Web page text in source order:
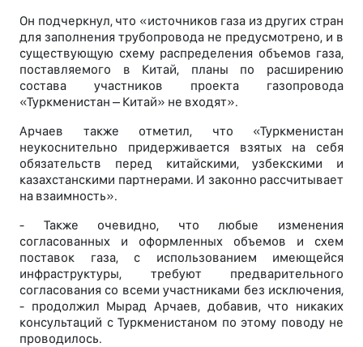
Он подчеркнул, что «источников газа из других стран
для заполнения трубопровода не предусмотрено, и в
существующую схему распределения объемов газа,
поставляемого в Китай, планы по расширению
состава участников проекта газопровода
«Туркменистан – Китай» не входят».
Арчаев также отметил, что «Туркменистан
неукоснительно придерживается взятых на себя
обязательств перед китайскими, узбекскими и
казахстанскими партнерами. И законно рассчитывает
на взаимность».
- Также очевидно, что любые изменения
согласованных и оформленных объемов и схем
поставок газа, с использованием имеющейся
инфраструктуры, требуют предварительного
согласования со всеми участниками без исключения,
- продолжил Мырад Арчаев, добавив, что никаких
консультаций с Туркменистаном по этому поводу не
проводилось.